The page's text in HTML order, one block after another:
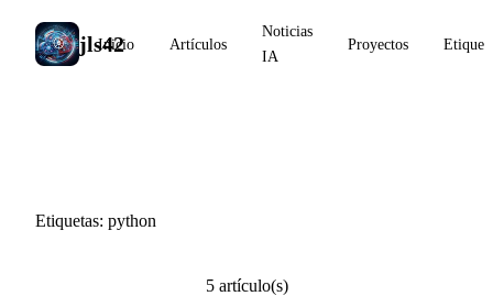
jls42
Inicio Artículos
Noticias
IA
Proyectos
Etiquetas: python
5 artículo(s)